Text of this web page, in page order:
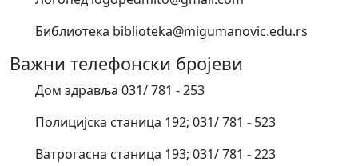
Библиотека biblioteka@migumanovic.edu.rs
Важни телефонски бројеви
Дом здравља 031/ 781 - 253
Полицијска станица 192; 031/ 781 - 523
Ватрогасна станица 193; 031/ 781 - 223